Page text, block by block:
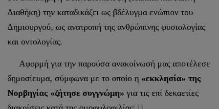
Διαθήκη) την καταδικάζει ως βδέλυγμα ενώπιον του
Δημιουργού, ως ανατροπή της ανθρώπινης φυσιολογίας
και οντολογίας.
Αφορμή για την παρούσα ανακοίνωσή μας αποτέλεσε
δημοσίευμα, σύμφωνα με το οποίο η «εκκλησία» της
Νορβηγίας «ζήτησε συγγνώμη» για τις επί δεκαετίες